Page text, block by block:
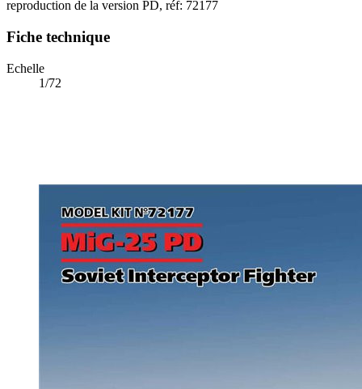
reproduction de la version PD, réf: 72177
Fiche technique
Echelle
1/72